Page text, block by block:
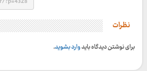
نظرات
برای نوشتن دیدگاه بایدوارد بشوید.